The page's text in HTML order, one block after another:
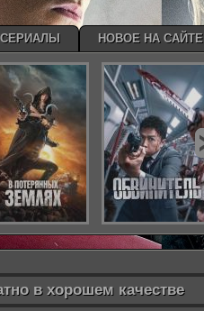
в хорошем качестве
СЕРИАЛЫ НОВОЕ НА САЙТЕ